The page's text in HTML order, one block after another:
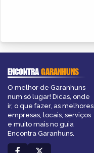
ENCONTRAGARANHUNS
O melhor de Garanhuns
num só lugar! Dicas, onde
ir, o que fazer, as melhores
empresas, locais, serviços
e muito mais no guia
Encontra Garanhuns.